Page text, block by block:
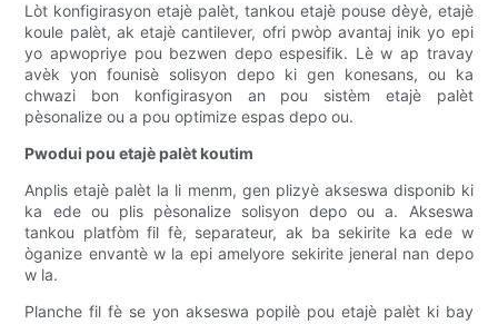
Lòt konfigirasyon etajè palèt, tankou etajè pouse dèyè, etajè
koule palèt, ak etajè cantilever, ofri pwòp avantaj inik yo epi
yo apwopriye pou bezwen depo espesifik. Lè w ap travay
avèk yon founisè solisyon depo ki gen konesans, ou ka
chwazi bon konfigirasyon an pou sistèm etajè palèt
pèsonalize ou a pou optimize espas depo ou.
Pwodui pou etajè palèt koutim
Anplis etajè palèt la li menm, gen plizyè akseswa disponib ki
ka ede ou plis pèsonalize solisyon depo ou a. Akseswa
tankou platfòm fil fè, separateur, ak ba sekirite ka ede w
òganize envantè w la epi amelyore sekirite jeneral nan depo
w la.
Planche fil fè se yon akseswa popilè pou etajè palèt ki bay